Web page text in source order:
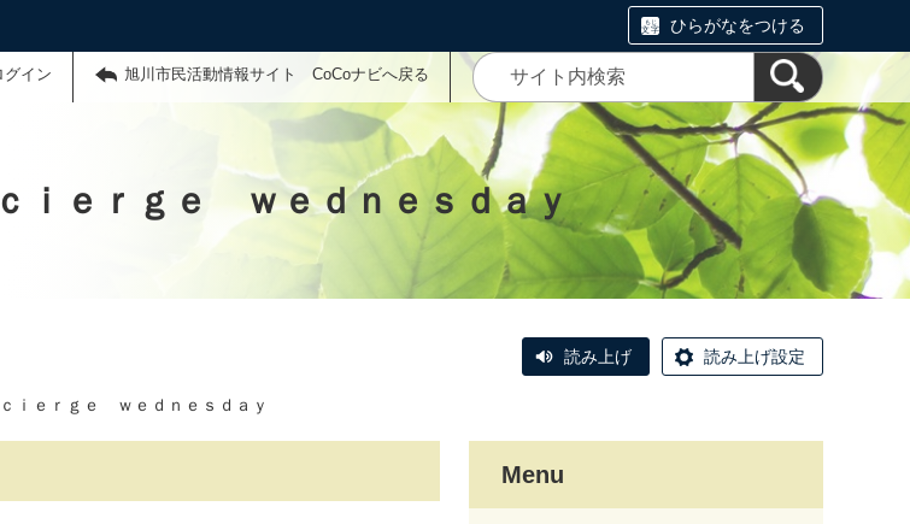
ひらがなをつける
グイン 旭川市民活動情報サイト CoCoナビへ戻る
ｉｅｒｇｅ ｗｅｄｎｅｓｄａｙ
読み上げ 読み上げ設定
ｉｅｒｇｅ ｗｅｄｎｅｓｄａｙ
Menu